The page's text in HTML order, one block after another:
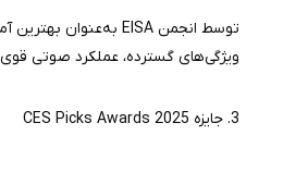
ویژگی‌های گسترده، عملکرد صوتی
3. جایزه CES Picks Awards 2025